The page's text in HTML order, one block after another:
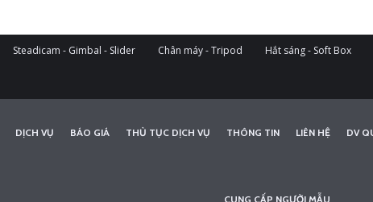
Steadicam - Gimbal - Slider Chân máy - Tripod Hắt sáng - Soft Box
DỊCH VỤ BÁO GIÁ THỦ TỤC DỊCH VỤ THÔNG TIN LIÊN HỆ DV
CUNG CẤP NGƯỜI MẪU